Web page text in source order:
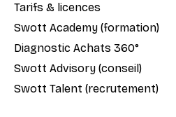
Tarifs & licences
Swott Academy (formation)
Diagnostic Achats 360°
Swott Advisory (conseil)
Swott Talent (recrutement)